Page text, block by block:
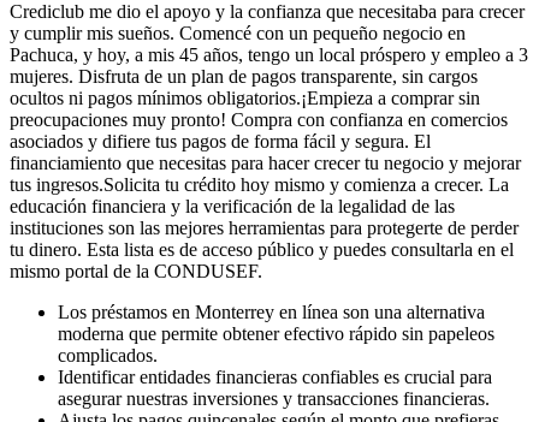
​Crediclub me dio el apoyo y la ​confianza que necesitaba para ​crecer
y cumplir mis sueños. ​Comencé con un pequeño ​negocio en
Pachuca, y hoy, a ​mis 45 años, tengo un local ​próspero y empleo a 3
mujeres. Disfruta de un plan de pagos transparente, sin cargos
ocultos ni pagos mínimos obligatorios.‍¡Empieza a comprar sin
preocupaciones muy pronto! Compra con confianza en comercios
asociados y difiere tus pagos de forma fácil y segura. El
financiamiento que necesitas para hacer crecer tu negocio y mejorar
tus ingresos.Solicita tu crédito hoy mismo y comienza a crecer. La
educación financiera y la verificación de la legalidad de las
instituciones son las mejores herramientas para protegerte de perder
tu dinero. Esta lista es de acceso público y puedes consultarla en el
mismo portal de la CONDUSEF.
Los préstamos en Monterrey en línea son una alternativa
moderna que permite obtener efectivo rápido sin papeleos
complicados.
Identificar entidades financieras confiables es crucial para
asegurar nuestras inversiones y transacciones financieras.